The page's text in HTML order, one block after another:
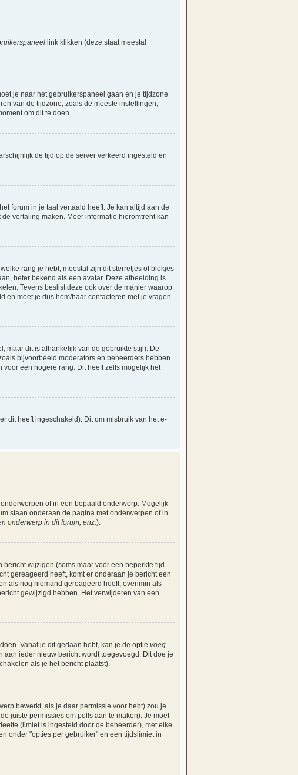
link klikken (deze staat meestal
je naar het gebruikerspaneel gaan en je tijdzone
van de tijdzone, zoals de meeste instellingen,
om dit te doen.
de tijd op de server verkeerd ingesteld en
forum in je taal vertaald heeft. Je kan altijd aan de
vertaling maken. Meer informatie hieromtrent kan
rang je hebt, meestal zijn dit sterretjes of blokjes
beter bekend als een avatar. Deze afbeelding is
Tevens beslist deze ook over de manier waarop
en moet je dus hem/haar contacteren met je vragen
maar dit is afhankelijk van de gebruikte stijl). De
bijvoorbeeld moderators en beheerders hebben
een hogere rang. Dit heeft zelfs mogelijk het
dit heeft ingeschakeld). Dit om misbruik van het e-
of in een bepaald onderwerp. Mogelijk
staan onderaan de pagina met onderwerpen of in
onderwerp in dit forum, enz. ).
wijzigen (soms maar voor een beperkte tijd
gereageerd heeft, komt er onderaan je bericht een
als nog niemand gereageerd heeft, evenmin als
gewijzigd hebben. Het verwijderen van een
Vanaf je dit gedaan hebt, kan je de optie voeg
ieder nieuw bericht wordt toegevoegd. Dit doe je
als je het bericht plaatst).
bewerkt, als je daar permissie voor hebt) zou je
juiste permissies om polls aan te maken). Je moet
(limiet is ingesteld door de beheerder), met elke
onder "opties per gebruiker" en een tijdslimiet in